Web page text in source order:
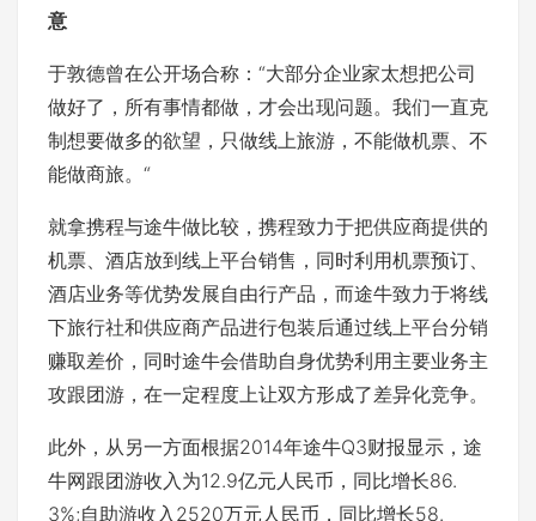
意
于敦德曾在公开场合称：“大部分企业家太想把公司
做好了，所有事情都做，才会出现问题。我们一直克
制想要做多的欲望，只做线上旅游，不能做机票、不
能做商旅。“
就拿携程与途牛做比较，携程致力于把供应商提供的
机票、酒店放到线上平台销售，同时利用机票预订、
酒店业务等优势发展自由行产品，而途牛致力于将线
下旅行社和供应商产品进行包装后通过线上平台分销
赚取差价，同时途牛会借助自身优势利用主要业务主
攻跟团游，在一定程度上让双方形成了差异化竞争。
此外，从另一方面根据2014年途牛Q3财报显示，途
牛网跟团游收入为12.9亿元人民币，同比增长86.
3%;自助游收入2520万元人民币，同比增长58.